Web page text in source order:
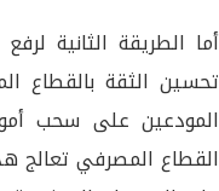
أما الطريقة الثانية
تحسين الثقة بالقطاع
المودعين على سحب
القطاع المصرفي تعالج